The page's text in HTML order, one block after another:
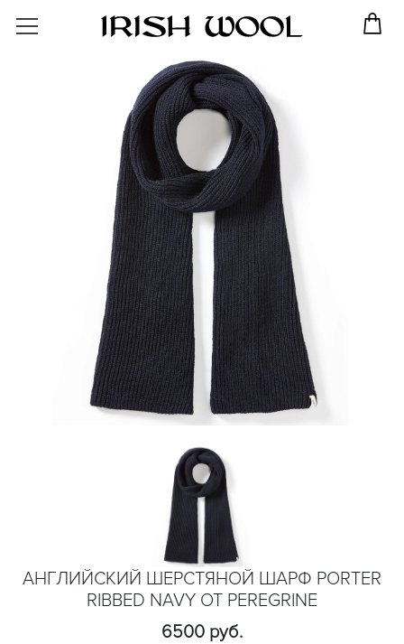
АНГЛИЙСКИЙ ШЕРСТЯНОЙ ШАРФ PORTER
RIBBED NAVY ОТ PEREGRINE
6500 руб.